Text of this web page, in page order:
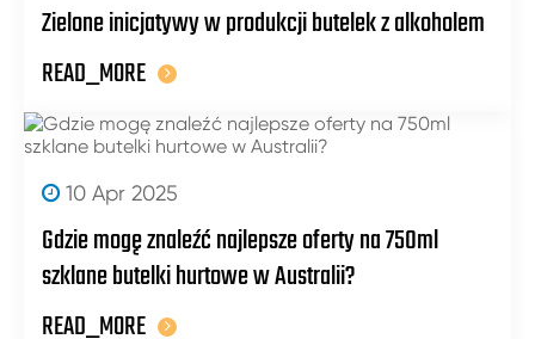
Zielone inicjatywy w produkcji butelek z alkoholem
READ_MORE
10 Apr 2025
Gdzie mogę znaleźć najlepsze oferty na 750ml
szklane butelki hurtowe w Australii?
READ_MORE